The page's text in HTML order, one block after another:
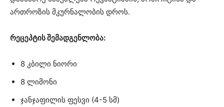
ართროზის მკურნალობის დროს.
რეცეპტის შემადგენლობა:
8 კბილი ნიორი
8 ლიმონი
ჯანჯაფილის ფესვი (4-5 სმ)